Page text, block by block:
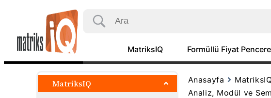
MatriksIQ Formüllü Fiyat
MatriksIQ Anasayfa
Analiz, Modül ve